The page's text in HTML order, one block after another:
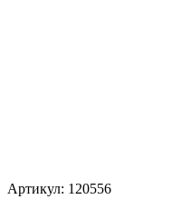
Артикул: 120556